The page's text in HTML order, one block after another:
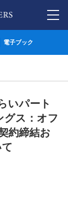
電子ブック
いパート
グス：オフ
約締結お